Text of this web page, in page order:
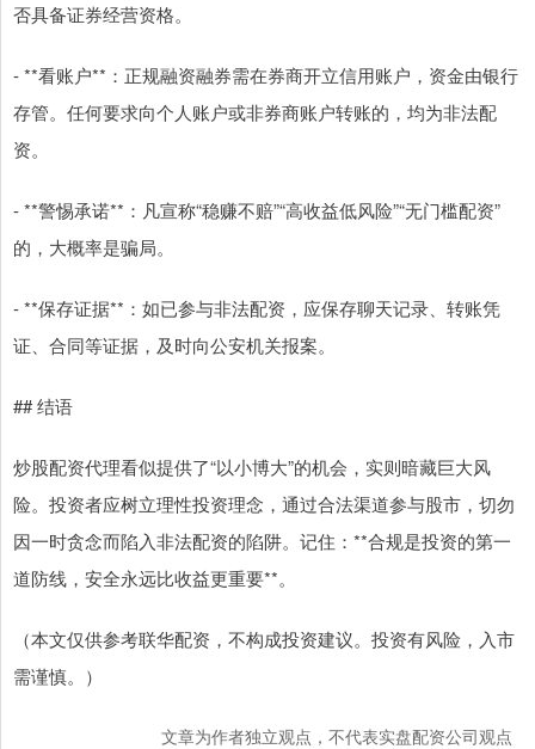
否具备证券经营资格。
- **看账户**：正规融资融券需在券商开立信用账户，资金由银行
存管。任何要求向个人账户或非券商账户转账的，均为非法配
资。
- **警惕承诺**：凡宣称“稳赚不赔”“高收益低风险”“无门槛配资”
的，大概率是骗局。
- **保存证据**：如已参与非法配资，应保存聊天记录、转账凭
证、合同等证据，及时向公安机关报案。
## 结语
炒股配资代理看似提供了“以小博大”的机会，实则暗藏巨大风
险。投资者应树立理性投资理念，通过合法渠道参与股市，切勿
因一时贪念而陷入非法配资的陷阱。记住：**合规是投资的第一
道防线，安全永远比收益更重要**。
（本文仅供参考联华配资，不构成投资建议。投资有风险，入市
需谨慎。）
文章为作者独立观点，不代表实盘配资公司观点